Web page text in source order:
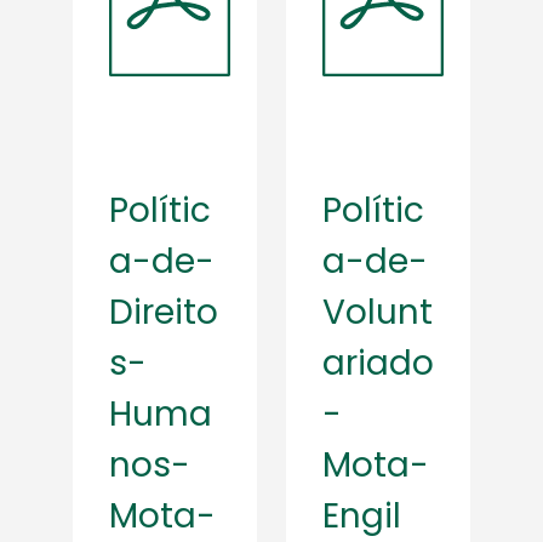
Polític
a-de-
Direito
s-
Huma
nos-
Mota-
Polític
a-de-
Volunt
ariado
-
Mota-
Engil